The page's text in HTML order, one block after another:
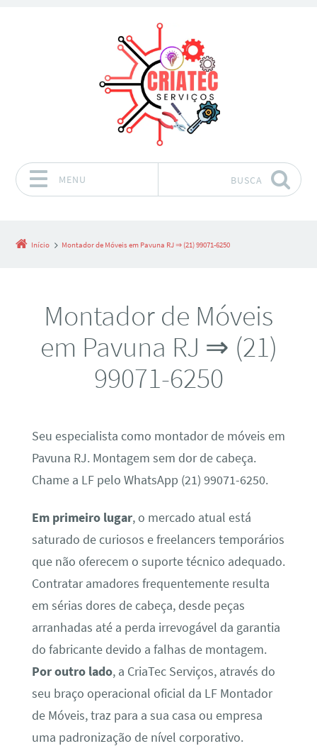
MENU BUSCA
Início Montador de Móveis em Pavuna RJ ⇒ (21) 99071-6250
Montador de Móveis
em Pavuna RJ ⇒ (21)
99071-6250
Seu especialista como montador de móveis em
Pavuna RJ. Montagem sem dor de cabeça.
Chame a LF pelo WhatsApp (21) 99071-6250.
Em primeiro lugar, o mercado atual está
saturado de curiosos e freelancers temporários
que não oferecem o suporte técnico adequado.
Contratar amadores frequentemente resulta
em sérias dores de cabeça, desde peças
arranhadas até a perda irrevogável da garantia
do fabricante devido a falhas de montagem.
Por outro lado, a CriaTec Serviços, através do
seu braço operacional oficial da LF Montador
de Móveis, traz para a sua casa ou empresa
uma padronização de nível corporativo.